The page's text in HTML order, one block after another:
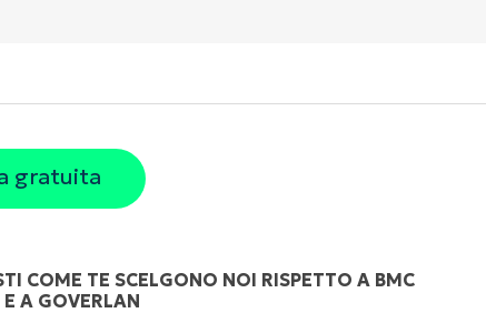
gratuita
COME TE SCELGONO NOI RISPETTO A BMC
A GOVERLAN